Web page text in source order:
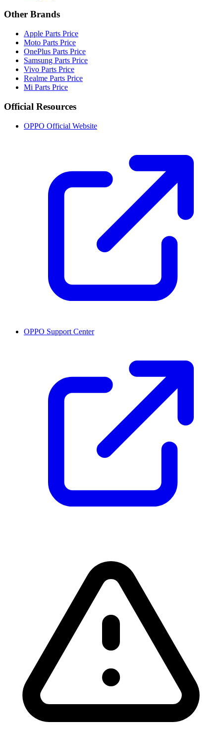
Other Brands
Apple Parts Price
Moto Parts Price
OnePlus Parts Price
Samsung Parts Price
Vivo Parts Price
Realme Parts Price
Mi Parts Price
Official Resources
OPPO Official Website
OPPO Support Center